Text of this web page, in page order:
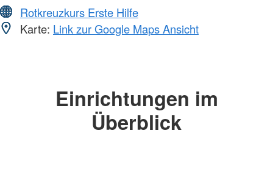
Rotkreuzkurs Erste Hilfe
Karte: Link zur Google Maps Ansicht
Einrichtungen im
Überblick